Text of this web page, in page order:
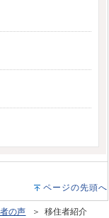
ページの先頭へ
の声 ＞ 移住者紹介